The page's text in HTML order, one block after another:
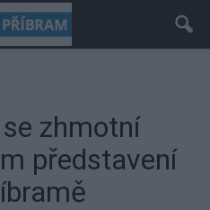
zhmotní
představení